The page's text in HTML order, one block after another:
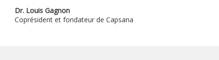
Dr. Louis Gagnon
Coprésident et fondateur de Capsana